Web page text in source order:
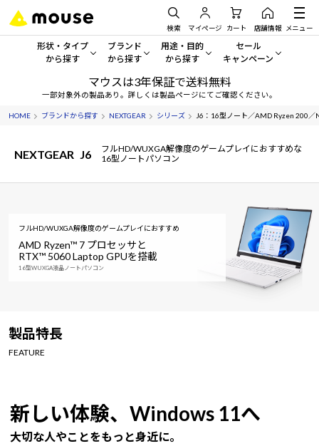
検索 マイページ カート 店舗情報 メニュー
形状・タイプ
から探す
形状・タイプから探す をすべてみる
デスクトップPC
ノートPC
サーバー
ワークステーション
Windows 11
ブランド
から探す
mouse
G TUNE
NEXTGEAR
MousePro
iiyama
用途・目的
から探す
一般向けパソコン
ゲーミングPC・ゲーム向けパソコン
クリエイティブ向け
学習向けパソコン
スペック/パーツ別
セール
キャンペーン
セール・キャンペー
期間限定セール
すべて新品の旧モデル製品
おすすめ目玉パソコン
今イチオシのパソコンをピ
Windows 11|Copilot+ PC
マウスは3年保証で送料無料
一部対象外の製品あり。詳しくは製品ページにてご確認ください。
HOME ブランドから探す NEXTGEAR シリーズ J6：16型ノート／AMD Ryzen 200／
NEXTGEAR J6
フルHD/WUXGA解像度のゲームプレイにおすすめな
16型ノートパソコン
フルHD/WUXGA解像度のゲームプレイにおすすめ
AMD Ryzen™ 7 プロセッサと
RTX™ 5060 Laptop GPUを搭載
16型WUXGA液晶ノートパソコン
製品特長
FEATURE
新しい体験、Windows 11へ
大切な人やことをもっと身近に。